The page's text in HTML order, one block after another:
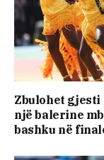
Zbulohet gjesti
një balerine
bashku në